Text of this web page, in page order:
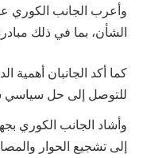
وأعرب الجانب الكوري
الشأن، بما في ذلك
كما أكد الجانبان أهمية
للتوصل إلى حل سياسي
وأشاد الجانب الكوري
إلى تشجيع الحوار